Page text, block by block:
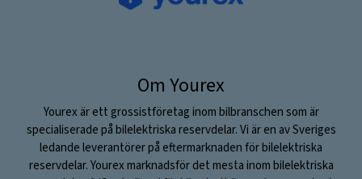
Om Yourex
Yourex är ett grossistföretag inom bilbranschen som är
specialiserade på bilelektriska reservdelar. Vi är en av Sveriges
ledande leverantörer på eftermarknaden för bilelektriska
reservdelar. Yourex marknadsför det mesta inom bilelektriska